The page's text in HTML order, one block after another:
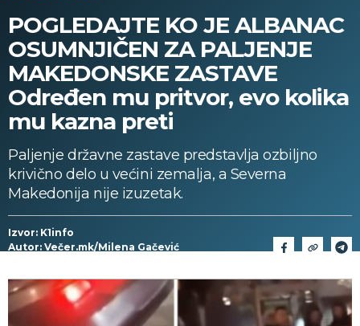
POGLEDAJTE KO JE ALBANAC
OSUMNJIČEN ZA PALJENJE
MAKEDONSKE ZASTAVE
Određen mu pritvor, evo kolika
mu kazna preti
Paljenje državne zastave predstavlja ozbiljno
krivično delo u većini zemalja, a Severna
Makedonija nije izuzetak.
Izvor: K1info
Autor: Večer.mk/Milena Gačević